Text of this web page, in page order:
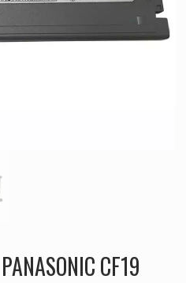
CF19